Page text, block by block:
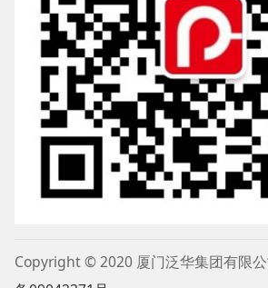
Copyright © 2020 厦门泛华集团有限